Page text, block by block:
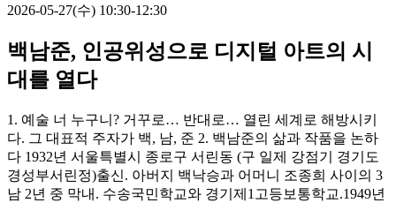
2026-05-27(수) 10:30-12:30
백남준, 인공위성으로 디지털 아트의 시
대를 열다
1. 예술 너 누구니? 거꾸로… 반대로… 열린 세계로 해방시키
다. 그 대표적 주자가 백, 남, 준 2. 백남준의 삶과 작품을 논하
다 1932년 서울특별시 종로구 서린동 (구 일제 강점기 경기도
경성부서린정)출신. 아버지 백낙승과 어머니 조종희 사이의 3
남 2년 중 막내. 수송국민학교와 경기제1고등보통학교.1949년